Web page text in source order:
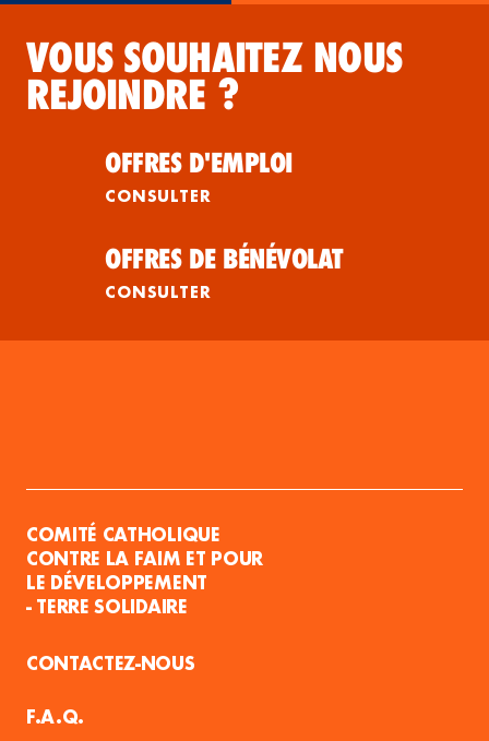
VOUS SOUHAITEZ NOUS
REJOINDRE ?
OFFRES D'EMPLOI
CONSULTER
OFFRES DE BÉNÉVOLAT
CONSULTER
COMITÉ CATHOLIQUE
CONTRE LA FAIM ET POUR
LE DÉVELOPPEMENT
- TERRE SOLIDAIRE
CONTACTEZ-NOUS
F.A.Q.